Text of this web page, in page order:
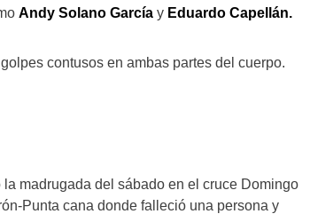
Andy Solano García y Eduardo Capellán.
contusos en ambas partes del cuerpo.
madrugada del sábado en el cruce Domingo
Punta cana donde falleció una persona y